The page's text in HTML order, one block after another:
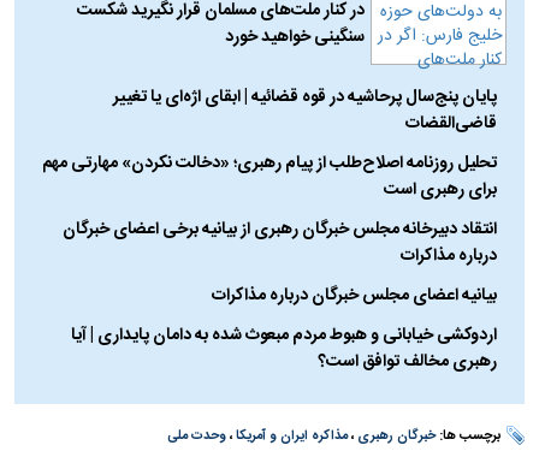
در کنار ملت‌های مسلمان قرار نگیرید شکست
سنگینی خواهید خورد
پایان پنج‌سال پرحاشیه در قوه قضائیه | ابقای اژه‌ای یا تغییر
قاضی‌القضات
تحلیل روزنامه اصلاح‌طلب از پیام رهبری؛ «دخالت نکردن» مهارتی مهم
برای رهبری است
انتقاد دبیرخانه مجلس خبرگان رهبری از بیانیه برخی اعضای خبرگان
درباره مذاکرات
بیانیه اعضای مجلس خبرگان درباره مذاکرات
اردوکشی خیابانی و هبوط مردم مبعوث شده به دامان پایداری | آیا
رهبری مخالف توافق است؟
برچسب ها:خبرگان رهبری ،مذاکره ایران و آمریکا،وحدت ملی